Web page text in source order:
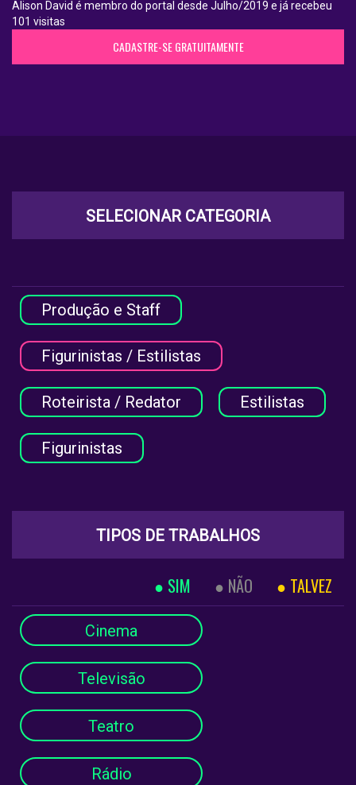
Alison David é membro do portal desde Julho/2019 e já recebeu
101 visitas
CADASTRE-SE GRATUITAMENTE
SELECIONAR CATEGORIA
Produção e Staff
Figurinistas / Estilistas
Roteirista / Redator Estilistas
Figurinistas
TIPOS DE TRABALHOS
SIM NÃO TALVEZ
Cinema
Televisão
Teatro
Rádio